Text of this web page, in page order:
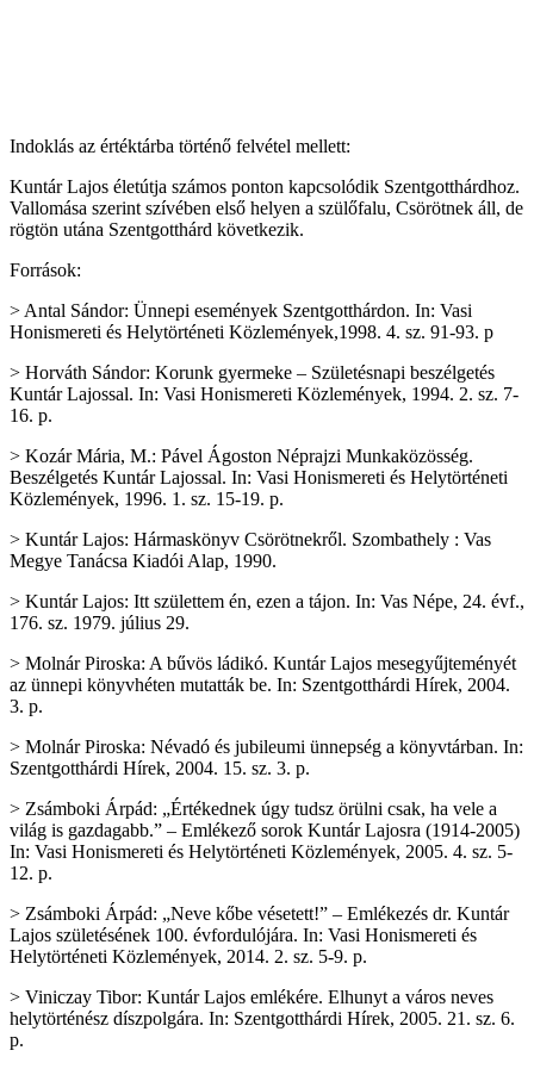
Indoklás az értéktárba történő felvétel mellett:
Kuntár Lajos életútja számos ponton kapcsolódik Szentgotthárdhoz.
Vallomása szerint szívében első helyen a szülőfalu, Csörötnek áll, de
rögtön utána Szentgotthárd következik.
Források:
> Antal Sándor: Ünnepi események Szentgotthárdon. In: Vasi
Honismereti és Helytörténeti Közlemények,1998. 4. sz. 91-93. p
> Horváth Sándor: Korunk gyermeke – Születésnapi beszélgetés
Kuntár Lajossal. In: Vasi Honismereti Közlemények, 1994. 2. sz. 7-
16. p.
> Kozár Mária, M.: Pável Ágoston Néprajzi Munkaközösség.
Beszélgetés Kuntár Lajossal. In: Vasi Honismereti és Helytörténeti
Közlemények, 1996. 1. sz. 15-19. p.
> Kuntár Lajos: Hármaskönyv Csörötnekről. Szombathely : Vas
Megye Tanácsa Kiadói Alap, 1990.
> Kuntár Lajos: Itt születtem én, ezen a tájon. In: Vas Népe, 24. évf.,
176. sz. 1979. július 29.
> Molnár Piroska: A bűvös ládikó. Kuntár Lajos mesegyűjteményét
az ünnepi könyvhéten mutatták be. In: Szentgotthárdi Hírek, 2004.
3. p.
> Molnár Piroska: Névadó és jubileumi ünnepség a könyvtárban. In:
Szentgotthárdi Hírek, 2004. 15. sz. 3. p.
> Zsámboki Árpád: „Értékednek úgy tudsz örülni csak, ha vele a
világ is gazdagabb.” – Emlékező sorok Kuntár Lajosra (1914-2005)
In: Vasi Honismereti és Helytörténeti Közlemények, 2005. 4. sz. 5-
12. p.
> Zsámboki Árpád: „Neve kőbe vésetett!” – Emlékezés dr. Kuntár
Lajos születésének 100. évfordulójára. In: Vasi Honismereti és
Helytörténeti Közlemények, 2014. 2. sz. 5-9. p.
> Viniczay Tibor: Kuntár Lajos emlékére. Elhunyt a város neves
helytörténész díszpolgára. In: Szentgotthárdi Hírek, 2005. 21. sz. 6.
p.